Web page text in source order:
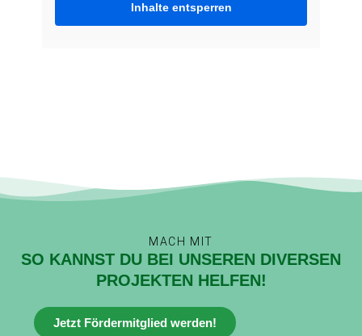
Inhalte entsperren
MACH MIT
SO KANNST DU BEI UNSEREN DIVERSEN
PROJEKTEN HELFEN!
Jetzt Fördermitglied werden!